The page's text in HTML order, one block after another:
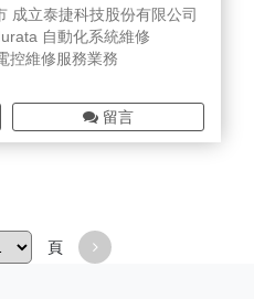
成立泰捷科技股份有限公司
自動化系統維修
控維修服務業務
件維修及真空pump維修業務
材代理業務
材的代理
抗菌濾芯的代理業務，擴大
留言
頁